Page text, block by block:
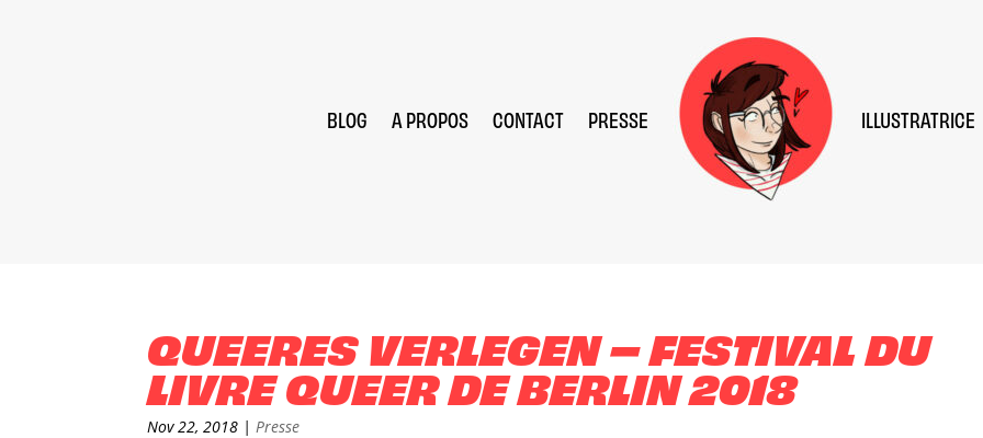
BLOG A PROPOS CONTACT PRESSE ILLUSTRATRICE
QUEERES VERLEGEN – FESTIVAL DU
LIVRE QUEER DE BERLIN 2018
Nov 22, 2018 | Presse